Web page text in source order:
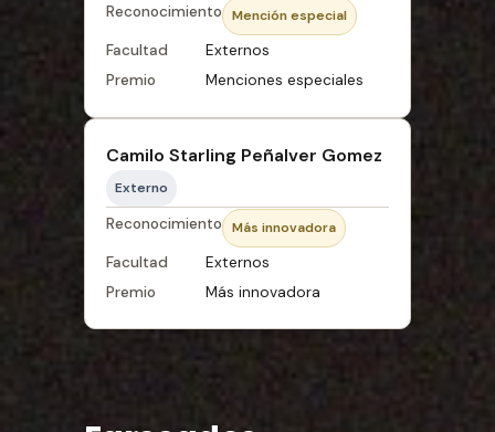
Reconocimiento Mención especial
Facultad
Externos
Premio
Menciones especiales
Camilo Starling Peñalver Gomez
Externo
Reconocimiento Más innovadora
Facultad
Externos
Premio
Más innovadora